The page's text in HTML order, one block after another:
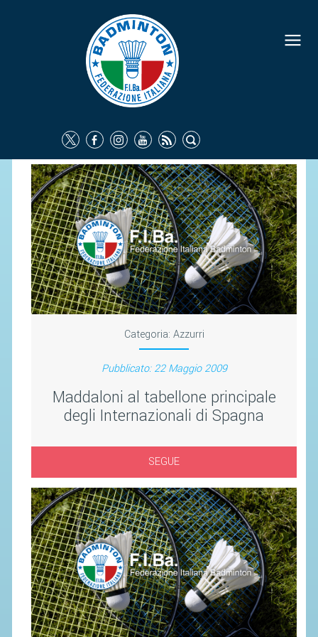
Categoria: Azzurri
Pubblicato: 22 Maggio 2009
Maddaloni al tabellone principale
degli Internazionali di Spagna
SEGUE
FEDERAZIONE
IDENTITÀ
COMMISSIONI FEDERALI
ORGANI TERRITORIALI
SOCIETÀ SPORTIVE
CARTE FEDERALI
ATTI UFFICIALI
TUTELA DELLA SALUTE -
ANTIDOPING
COMUNICAZIONE E MARKETING
CONTATTI
AVVISI E BANDI
CIRCOLARI
RESPONSABILITÀ SOCIALE
SAFEGUARDING
RICHIESTA PATROCINIO
GIUSTIZIA FEDERALE
REGOLAMENTI
PROVVEDIMENTI
ORGANI DI GIUSTIZIA FEDERALE
MAGLIA AZZURRA